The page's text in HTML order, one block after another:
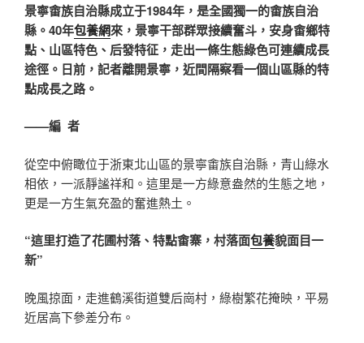
景寧畬族自治縣成立于1984年，是全國獨一的畬族自治
縣。40年包養網來，景寧干部群眾接續奮斗，安身畬鄉特
點、山區特色、后發特征，走出一條生態綠色可連續成長
途徑。日前，記者離開景寧，近間隔察看一個山區縣的特
點成長之路。
——編 者
從空中俯瞰位于浙東北山區的景寧畬族自治縣，青山綠水
相依，一派靜謐祥和。這里是一方綠意盎然的生態之地，
更是一方生氣充盈的奮進熱土。
“這里打造了花圃村落、特點畬寨，村落面包養貌面目一
新”
晚風掠面，走進鶴溪街道雙后崗村，綠樹繁花掩映，平易
近居高下參差分布。